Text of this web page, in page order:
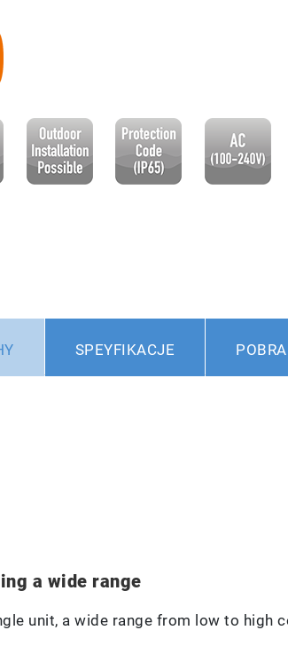
SPEYFIKACJE
a wide range
unit, a wide range from low to high